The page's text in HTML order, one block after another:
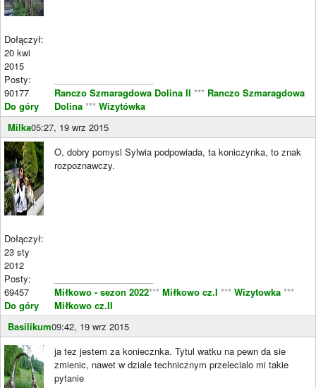
Dołączył:
20 kwi
2015
Posty:
90177
Do góry
Ranczo Szmaragdowa Dolina II *** Ranczo Szmaragdowa
Dolina *** Wizytówka
Milka05:27, 19 wrz 2015
Dołączył:
23 sty
2012
Posty:
69457
Do góry
O, dobry pomysl Sylwia podpowiada, ta koniczynka, to znak
rozpoznawczy.
Miłkowo - sezon 2022*** Miłkowo cz.I *** Wizytowka ***
Miłkowo cz.II
Basilikum09:42, 19 wrz 2015
ja tez jestem za koniecznka. Tytul watku na pewn da sie
zmienic, nawet w dziale technicznym przelecialo mi takie
pytanie